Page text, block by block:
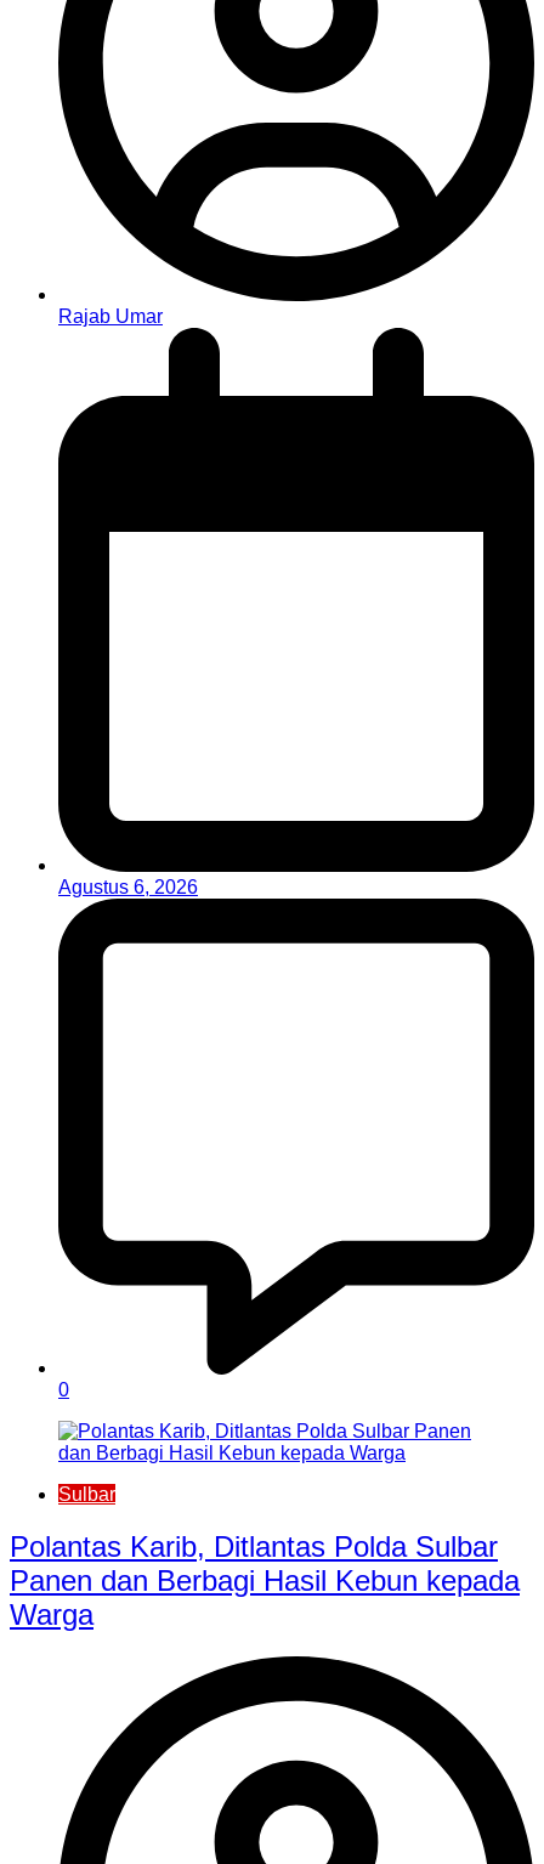
Rajab Umar
Agustus 6, 2026
0
Sulbar
Polantas Karib, Ditlantas Polda Sulbar
Panen dan Berbagi Hasil Kebun kepada
Warga